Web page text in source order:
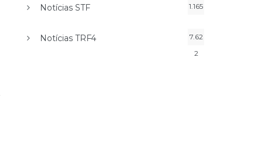
Notícias STF 1.165
Notícias TRF4
7.62
2